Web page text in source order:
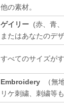
他の素材。
ゲイリー (赤、青
またはあなたのデ
すべてのサイズが
Embroidery （無
リケ刺繍、刺繍等